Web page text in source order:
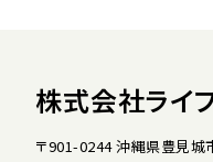
株式会社ライ
〒901-0244 沖縄県豊見城